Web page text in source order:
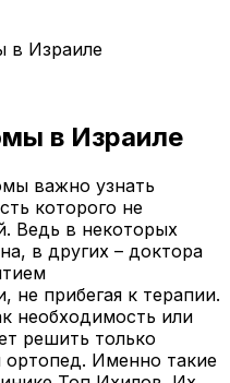
в Израиле
в Израиле
важно узнать
которого не
Ведь в некоторых
в других – доктора
не прибегая к терапии.
необходимость или
решить только
Именно такие